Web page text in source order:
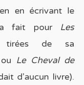
en écrivant le
fait pour Les
de sa
Le Cheval de
d’aucun livre).